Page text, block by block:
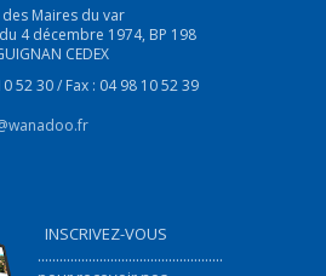
Maires du var
4 décembre 1974, BP 198
CEDEX
52 30 / Fax : 04 98 10 52 39
INSCRIVEZ-VOUS
...................................................